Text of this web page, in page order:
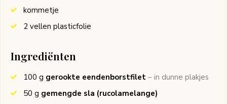
kommetje
2 vellen plasticfolie
Ingrediënten
100 g gerookte eendenborstfilet – in dunne plakjes
50 g gemengde sla (rucolamelange)